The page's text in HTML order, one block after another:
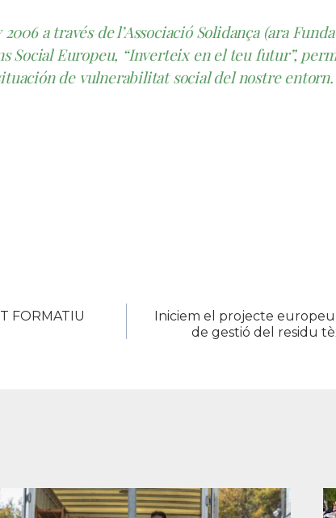
a través de l’Associació Solidança (ara
Social Europeu, “Inverteix en el teu futur”,
de vulnerabilitat social del nostre entorn.
FORMATIU
Iniciem el projecte europeu
de gestió del residu